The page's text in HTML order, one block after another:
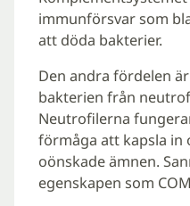
immunförsvar som
att döda bakterier.
Den andra fördelen
bakterien från
Neutrofilerna
förmåga att kapsla in
oönskade ämnen.
egenskapen som